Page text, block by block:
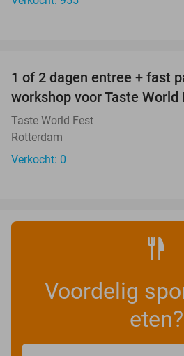
TODAY
1 of 2 dagen entree + fast
workshop voor Taste World
Taste World Fest
Rotterdam
Verkocht: 0
Voordelig
eten?